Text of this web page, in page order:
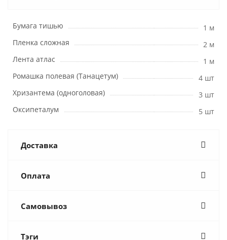
Бумага тишью
1 м
Пленка сложная
2 м
Лента атлас
1 м
Ромашка полевая (Танацетум)
4 шт
Хризантема (одноголовая)
3 шт
Оксипеталум
5 шт
Доставка
Оплата
Самовывоз
Тэги